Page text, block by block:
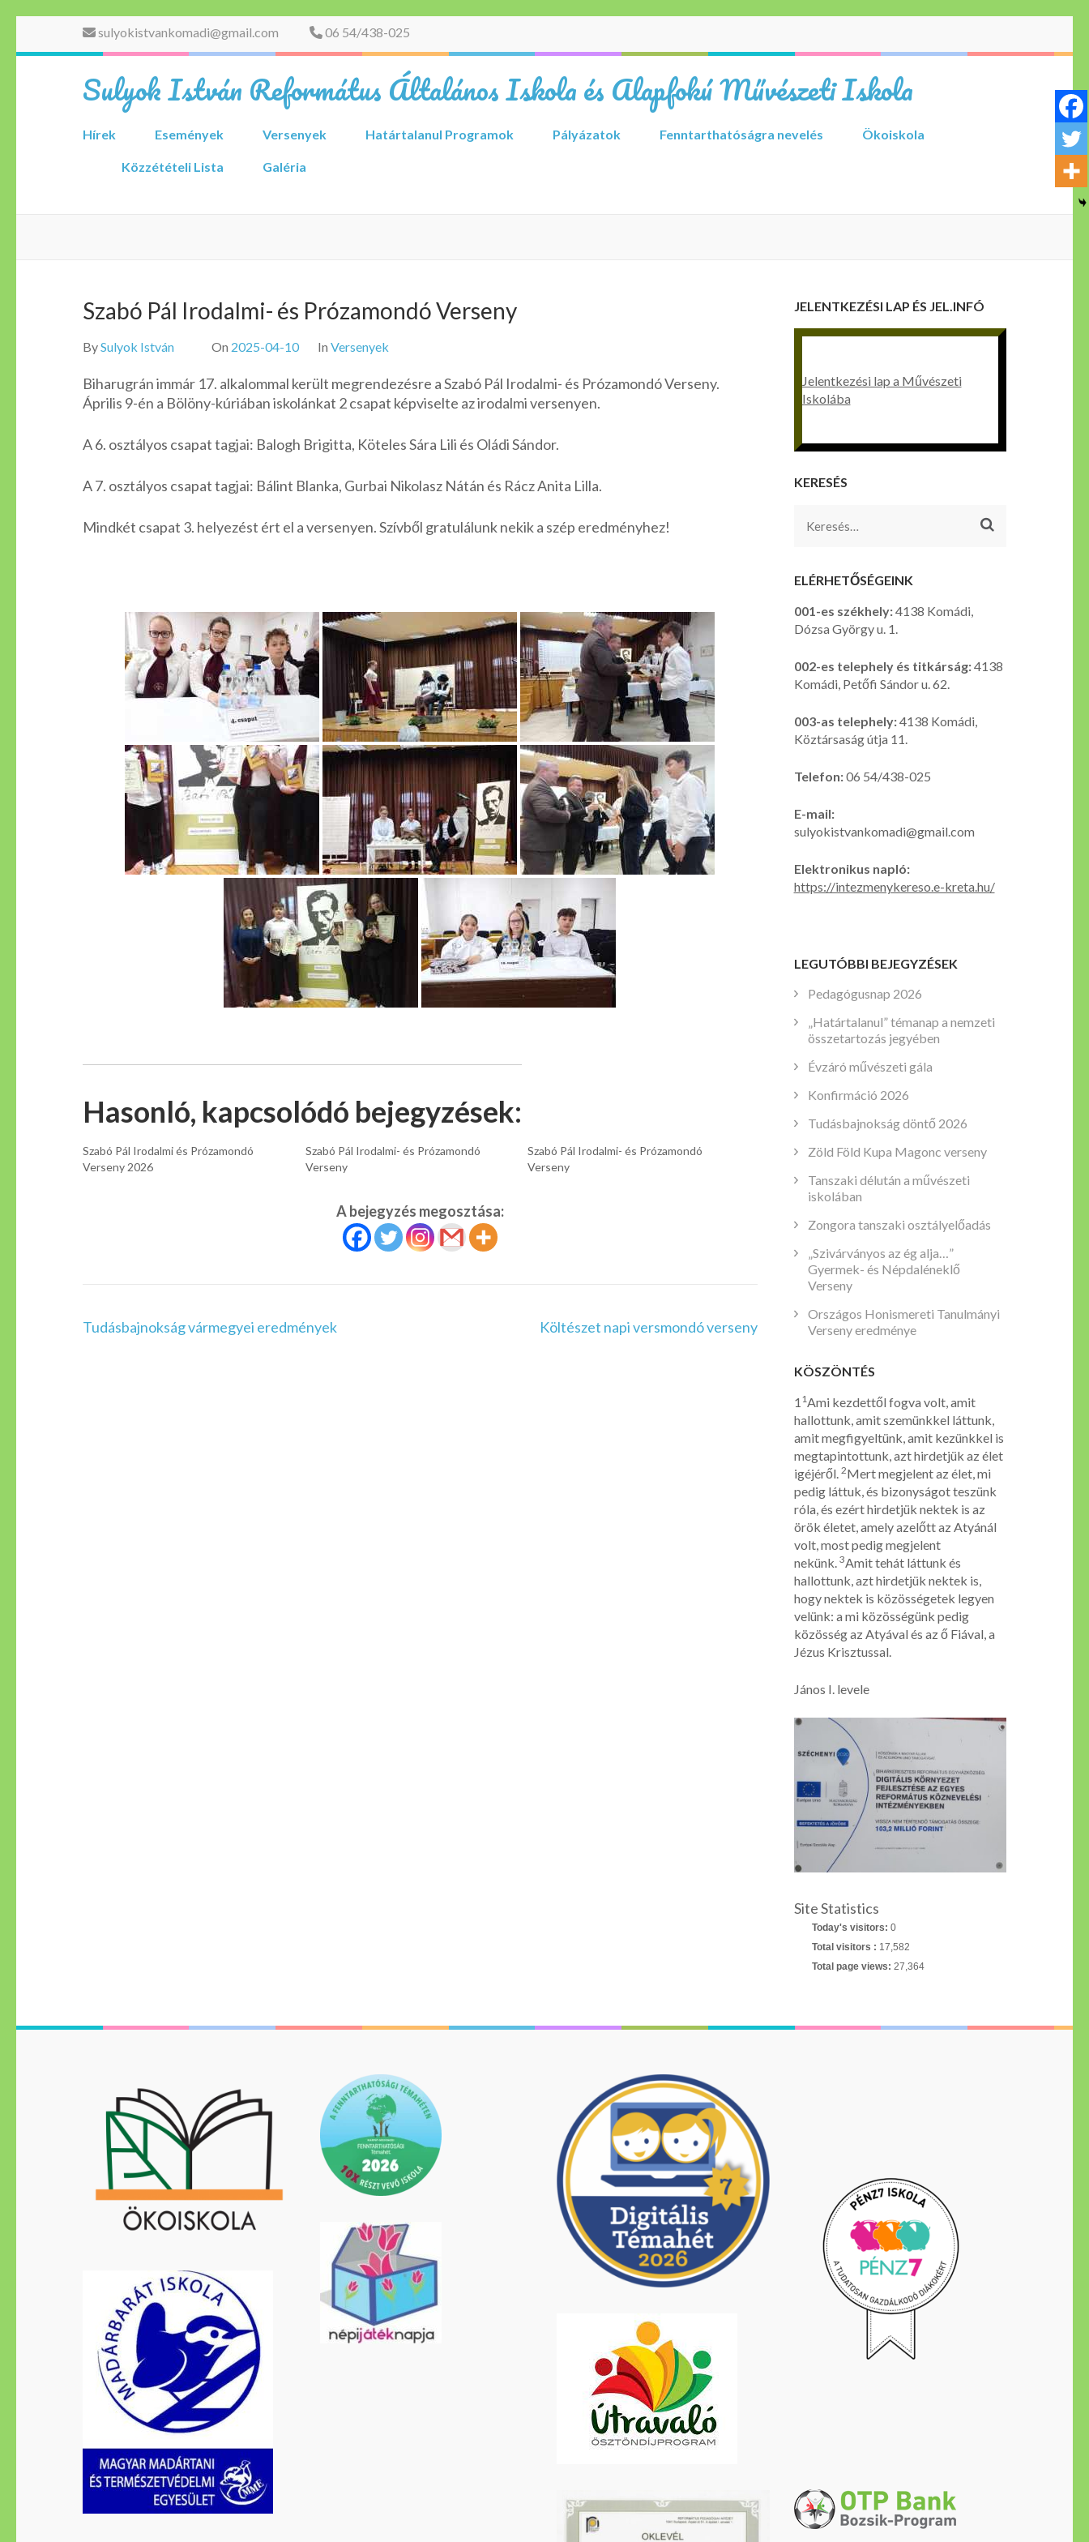
sulyokistvankomadi@gmail.com 06 54/438-025
Sulyok István Református Általános Iskola és Alapfokú Művészeti Iskola
Hírek Események Versenyek Határtalanul Programok Pályázatok Fenntarthatóságra nevelés Ökoiskola
Közzétételi Lista Galéria
Szabó Pál Irodalmi- és Prózamondó Verseny
BySulyok István On 2025-04-10 In Versenyek
Biharugrán immár 17. alkalommal került megrendezésre a Szabó Pál Irodalmi- és Prózamondó Verseny.
Április 9-én a Bölöny-kúriában iskolánkat 2 csapat képviselte az irodalmi versenyen.
A 6. osztályos csapat tagjai: Balogh Brigitta, Köteles Sára Lili és Oládi Sándor.
A 7. osztályos csapat tagjai: Bálint Blanka, Gurbai Nikolasz Nátán és Rácz Anita Lilla.
Mindkét csapat 3. helyezést ért el a versenyen. Szívből gratulálunk nekik a szép eredményhez!
Hasonló, kapcsolódó bejegyzések:
Szabó Pál Irodalmi és Prózamondó
Verseny 2026
Szabó Pál Irodalmi- és Prózamondó
Verseny
Szabó Pál Irodalmi- és Prózamondó
Verseny
A bejegyzés megosztása:
Bejegyzés
Tudásbajnokság vármegyei eredmények Költészet napi versmondó verseny
JELENTKEZÉSI LAP ÉS JEL.INFÓ
Jelentkezési lap a Művészeti
Iskolába
KERESÉS
Keresés:
ELÉRHETŐSÉGEINK
001-es székhely:4138 Komádi,
Dózsa György u. 1.
002-es telephely és titkárság:4138
Komádi, Petőfi Sándor u. 62.
003-as telephely:4138 Komádi,
Köztársaság útja 11.
Telefon:06 54/438-025
E-mail:
sulyokistvankomadi@gmail.com
Elektronikus napló:
https://intezmenykereso.e-kreta.hu/
LEGUTÓBBI BEJEGYZÉSEK
Pedagógusnap 2026
„Határtalanul” témanap a nemzeti
összetartozás jegyében
Évzáró művészeti gála
Konfirmáció 2026
Tudásbajnokság döntő 2026
Zöld Föld Kupa Magonc verseny
Tanszaki délután a művészeti
iskolában
Zongora tanszaki osztályelőadás
„Szivárványos az ég alja…”
Gyermek- és Népdaléneklő
Verseny
Országos Honismereti Tanulmányi
Verseny eredménye
KÖSZÖNTÉS
1 1Ami kezdettől fogva volt, amit
hallottunk, amit szemünkkel láttunk,
amit megfigyeltünk, amit kezünkkel is
megtapintottunk, azt hirdetjük az élet
igéjéről. 2Mert megjelent az élet, mi
pedig láttuk, és bizonyságot teszünk
róla, és ezért hirdetjük nektek is az
örök életet, amely azelőtt az Atyánál
volt, most pedig megjelent
nekünk. 3Amit tehát láttunk és
hallottunk, azt hirdetjük nektek is,
hogy nektek is közösségetek legyen
velünk: a mi közösségünk pedig
közösség az Atyával és az ő Fiával, a
Jézus Krisztussal.
János I. levele
Site Statistics
Today's visitors: 0
Total visitors : 17,582
Total page views: 27,364